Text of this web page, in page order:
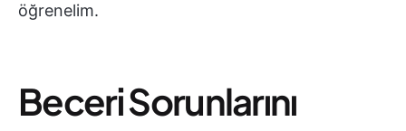
öğrenelim.
Beceri Sorunlarını